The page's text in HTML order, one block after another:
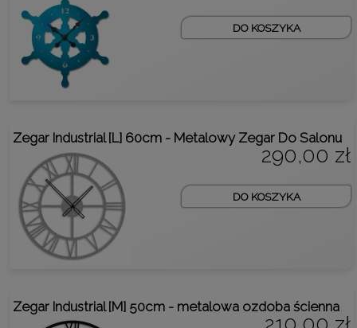
DO KOSZYKA
Zegar Industrial [L] 60cm - Metalowy Zegar Do Salonu
290,00 zł
DO KOSZYKA
Zegar Industrial [M] 50cm - metalowa ozdoba ścienna